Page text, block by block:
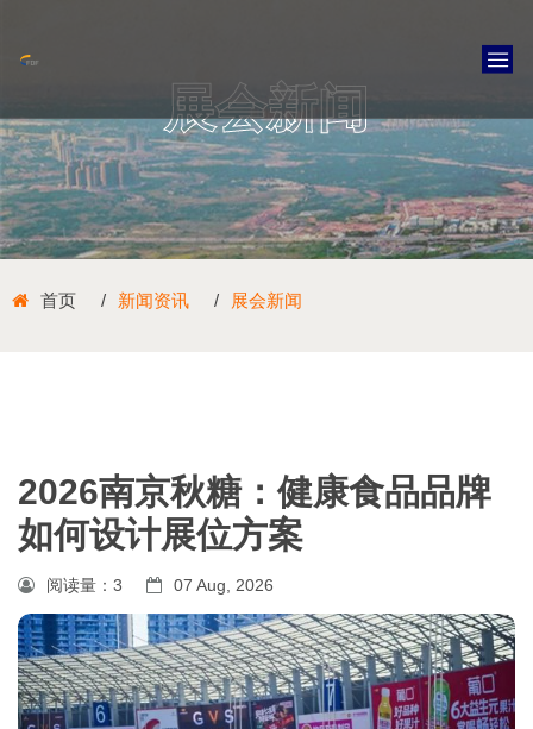
展会新闻
首页 新闻资讯 展会新闻
2026南京秋糖：健康食品品牌
如何设计展位方案
阅读量： 3 07 Aug, 2026